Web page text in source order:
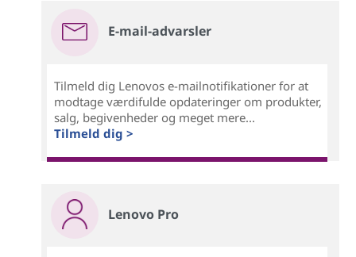
E-mail-advarsler
Tilmeld dig Lenovos e-mailnotifikationer for at
modtage værdifulde opdateringer om produkter,
salg, begivenheder og meget mere...
Tilmeld dig >
Lenovo Pro